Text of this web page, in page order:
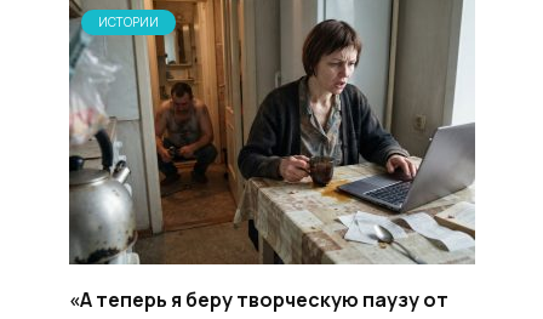
ИСТОРИИ
«А теперь я беру творческую паузу от